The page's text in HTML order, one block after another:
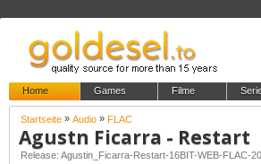
Home Games Filme
Startseite » Audio » FLAC
Agustn Ficarra - Restart
Release: Agustin_Ficarra-Restart-16BIT-WEB-FLAC-